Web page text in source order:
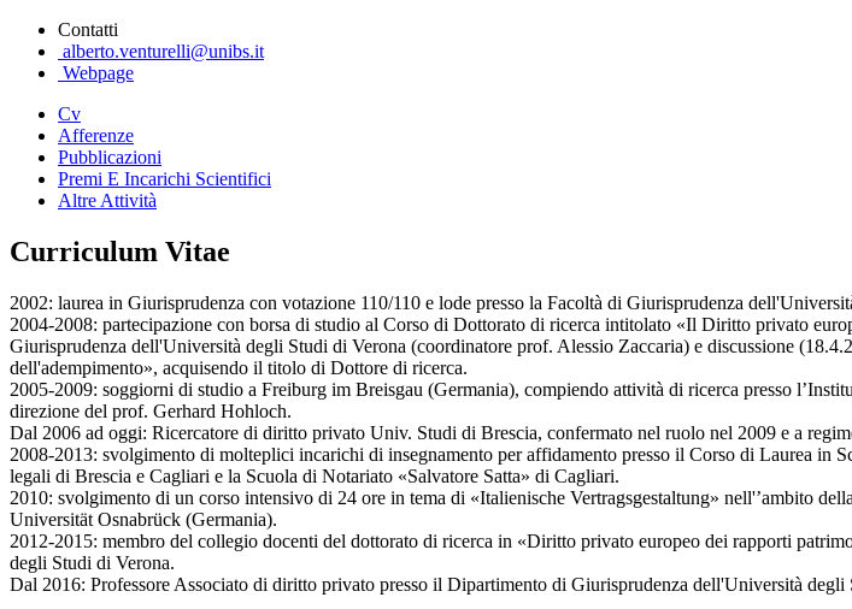
Contatti
alberto.venturelli@unibs.it
Webpage
Cv
Afferenze
Pubblicazioni
Premi E Incarichi Scientifici
Altre Attività
Curriculum Vitae
2002: laurea in Giurisprudenza con votazione 110/110 e lode presso la Facoltà di Giurisprudenza
2004-2008: partecipazione con borsa di studio al Corso di Dottorato di ricerca intitolato «Il Diritto privato
Giurisprudenza dell'Università degli Studi di Verona (coordinatore prof. Alessio Zaccaria) e discussione
dell'adempimento», acquisendo il titolo di Dottore di ricerca.
2005-2009: soggiorni di studio a Freiburg im Breisgau (Germania), compiendo attività di ricerca presso
direzione del prof. Gerhard Hohloch.
Dal 2006 ad oggi: Ricercatore di diritto privato Univ. Studi di Brescia, confermato nel ruolo nel 2009 e a
2008-2013: svolgimento di molteplici incarichi di insegnamento per affidamento presso il Corso di Laurea in
legali di Brescia e Cagliari e la Scuola di Notariato «Salvatore Satta» di Cagliari.
2010: svolgimento di un corso intensivo di 24 ore in tema di «Italienische Vertragsgestaltung» nell'’ambito
Universität Osnabrück (Germania).
2012-2015: membro del collegio docenti del dottorato di ricerca in «Diritto privato europeo dei rapporti
degli Studi di Verona.
Dal 2016: Professore Associato di diritto privato presso il Dipartimento di Giurisprudenza dell'Università degli